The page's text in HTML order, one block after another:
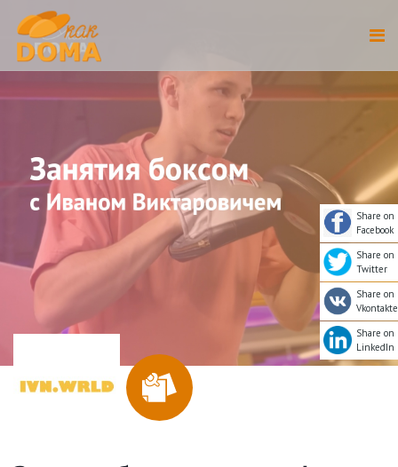
Share on
Facebook
Share on
Twitter
Share on
Vkontakte
Share on
LinkedIn